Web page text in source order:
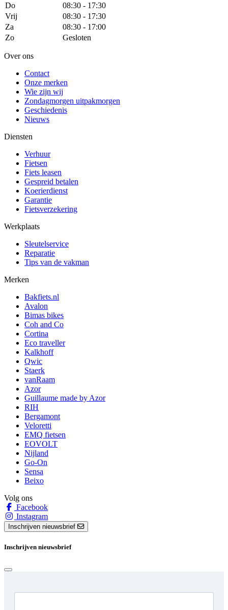
Do
08:30 - 17:30
Vrij
08:30 - 17:30
Za
08:30 - 17:00
Zo
Gesloten
Over ons
Contact
Onze merken
Wie zijn wij
Zondagmorgen uitpakmorgen
Geschiedenis
Nieuws
Diensten
Verhuur
Fietsen
Fiets leasen
Gespreid betalen
Koerierdienst
Garantie
Fietsverzekering
Werkplaats
Sleutelservice
Reparatie
Tips van de vakman
Merken
Bakfiets.nl
Avalon
Bimas bikes
Coh and Co
Cortina
Eco traveller
Kalkhoff
Qwic
Staerk
vanRaam
Azor
Guillaume made by Azor
RIH
Bergamont
Veloretti
EMQ fietsen
EOVOLT
Nijland
Go-On
Sensa
Beixo
Volg ons
Facebook
Instagram
Inschrijven nieuwsbrief
Inschrijven nieuwsbrief